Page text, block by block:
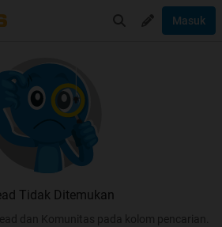
Masuk
Tidak Ditemukan
dan Komunitas pada kolom pencarian.